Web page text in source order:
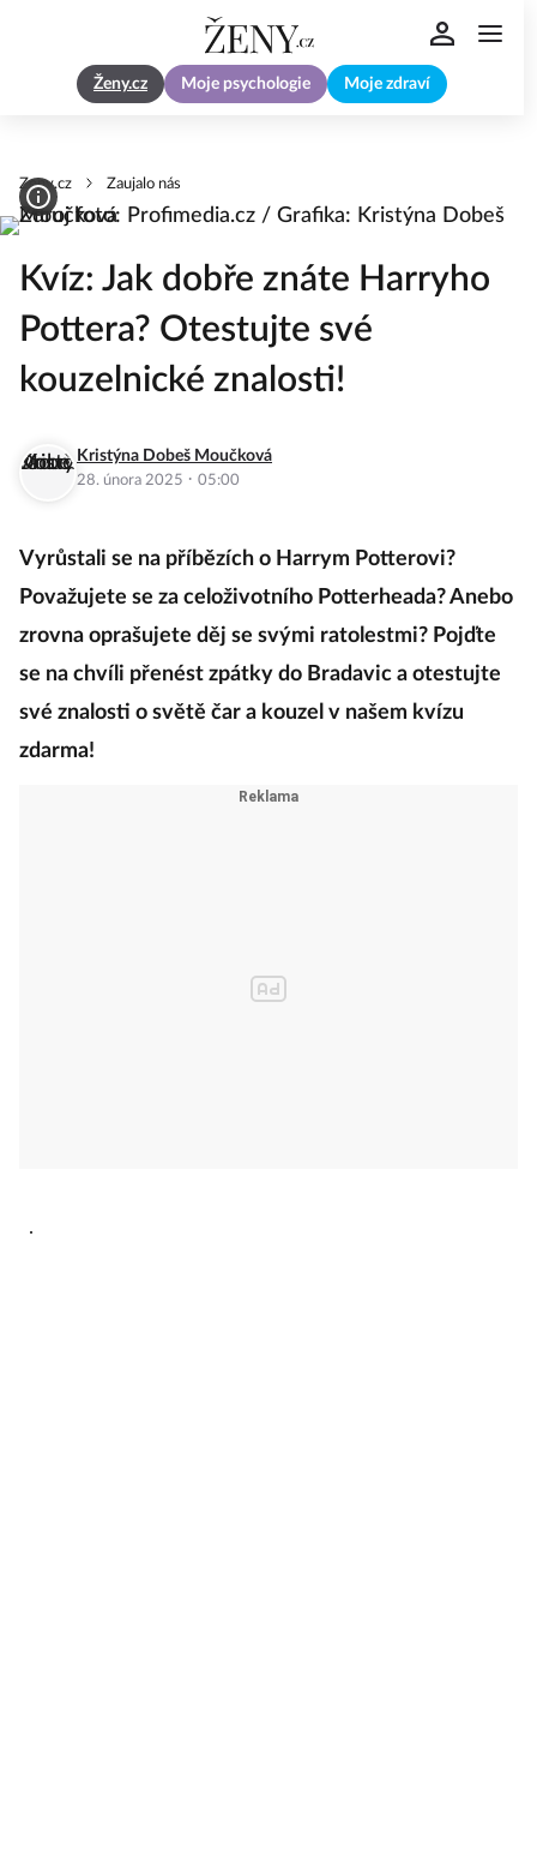
Ženy.cz Moje psychologie Moje zdraví
Zeny.cz Zaujalo nás
Kvíz: Jak dobře znáte Harryho
Pottera? Otestujte své
kouzelnické znalosti!
Kristýna Dobeš Moučková
28. února 2025 · 05:00
Vyrůstali se na příbězích o Harrym Potterovi?
Považujete se za celoživotního Potterheada? Anebo
zrovna oprašujete děj se svými ratolestmi? Pojďte
se na chvíli přenést zpátky do Bradavic a otestujte
své znalosti o světě čar a kouzel v našem kvízu
zdarma!